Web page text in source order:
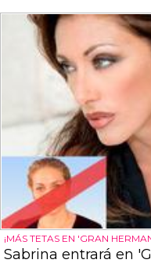
¡MÁS TETAS EN 'GRAN
Sabrina entrará en